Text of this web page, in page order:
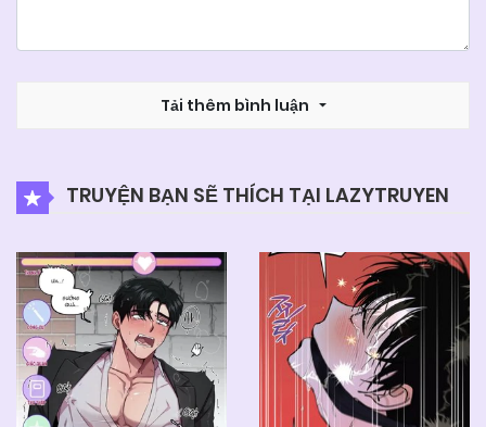
Chapter 1 04/06/2025
Chapter 0 04/06/2025
Tải thêm bình luận
TRUYỆN BẠN SẼ THÍCH TẠI LAZYTRUYEN